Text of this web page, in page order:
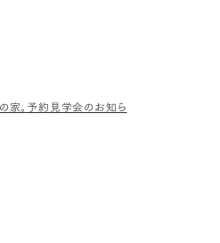
家。予約見学会のお知ら